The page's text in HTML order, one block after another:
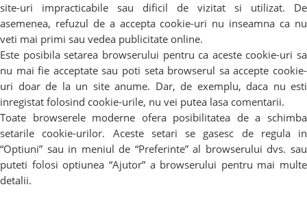
site-uri impracticabile sau dificil de vizitat si utilizat. De
asemenea, refuzul de a accepta cookie-uri nu inseamna ca nu
veti mai primi sau vedea publicitate online.
Este posibila setarea browserului pentru ca aceste cookie-uri sa
nu mai fie acceptate sau poti seta browserul sa accepte cookie-
uri doar de la un site anume. Dar, de exemplu, daca nu esti
inregistat folosind cookie-urile, nu vei putea lasa comentarii.
Toate browserele moderne ofera posibilitatea de a schimba
setarile cookie-urilor. Aceste setari se gasesc de regula in
“Optiuni” sau in meniul de “Preferinte” al browserului dvs. sau
puteti folosi optiunea “Ajutor” a browserului pentru mai multe
detalii.